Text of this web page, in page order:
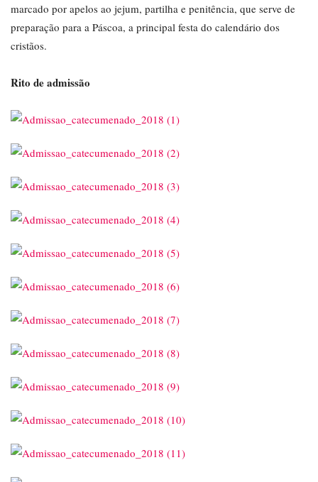
marcado por apelos ao jejum, partilha e penitência, que serve de
preparação para a Páscoa, a principal festa do calendário dos
cristãos.
Rito de admissão